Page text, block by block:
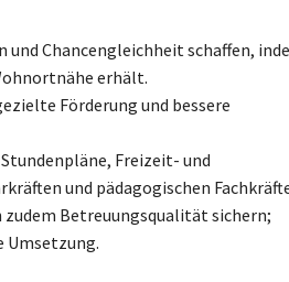
Chancengleichheit schaffen,
erhält.
Förderung und bessere
Freizeit- und
und pädagogischen
Betreuungsqualität sichern;
Umsetzung.